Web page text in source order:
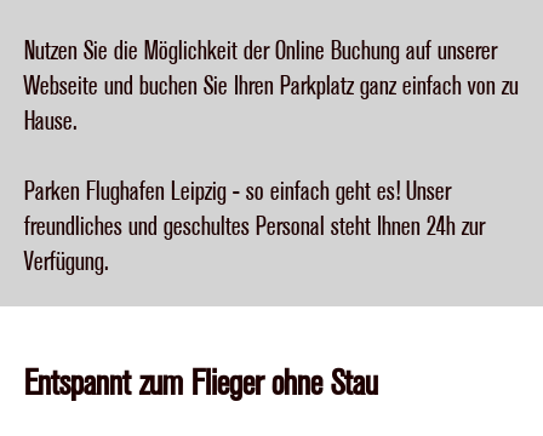
Nutzen Sie die Möglichkeit der Online Buchung auf unserer
Webseite und buchen Sie Ihren Parkplatz ganz einfach von zu
Hause.
Parken Flughafen Leipzig - so einfach geht es! Unser
freundliches und geschultes Personal steht Ihnen 24h zur
Verfügung.
Entspannt zum Flieger ohne Stau